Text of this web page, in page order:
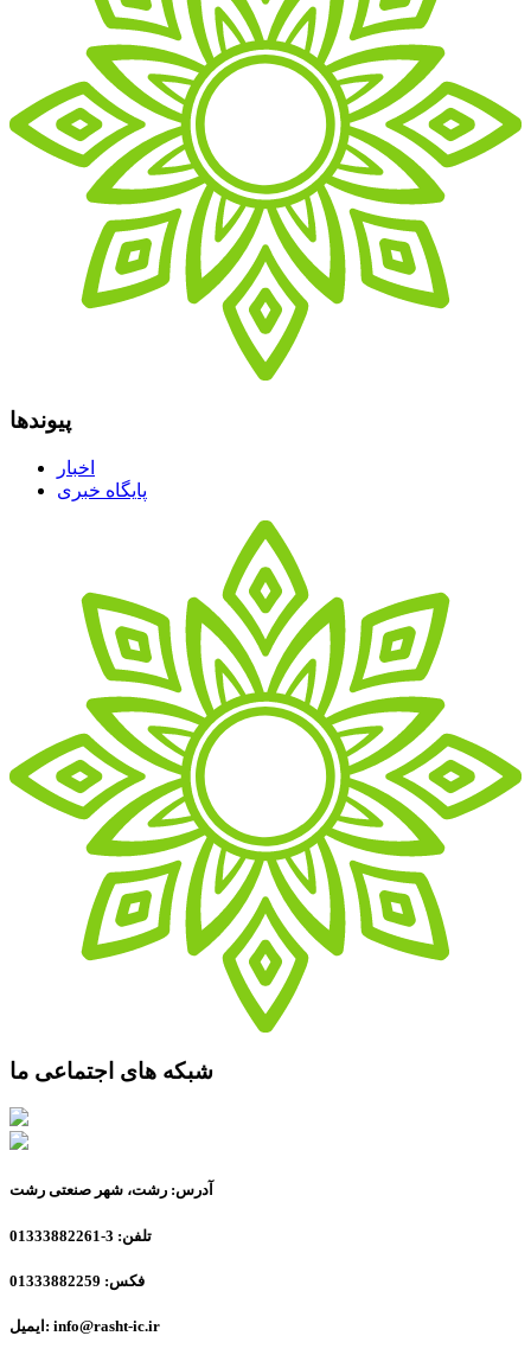
پیوندها
اخبار
پایگاه خبری
شبکه های اجتماعی ما
آدرس: رشت، شهر صنعتی رشت
تلفن: 3-01333882261
فکس: 01333882259
ایمیل: info@rasht-ic.ir